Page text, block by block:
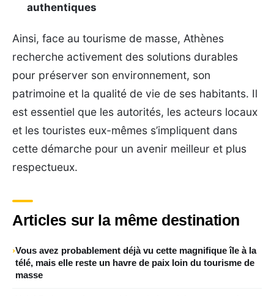
authentiques
Ainsi, face au tourisme de masse, Athènes
recherche activement des solutions durables
pour préserver son environnement, son
patrimoine et la qualité de vie de ses habitants. Il
est essentiel que les autorités, les acteurs locaux
et les touristes eux-mêmes s’impliquent dans
cette démarche pour un avenir meilleur et plus
respectueux.
Articles sur la même destination
Vous avez probablement déjà vu cette magnifique île à la
télé, mais elle reste un havre de paix loin du tourisme de
masse